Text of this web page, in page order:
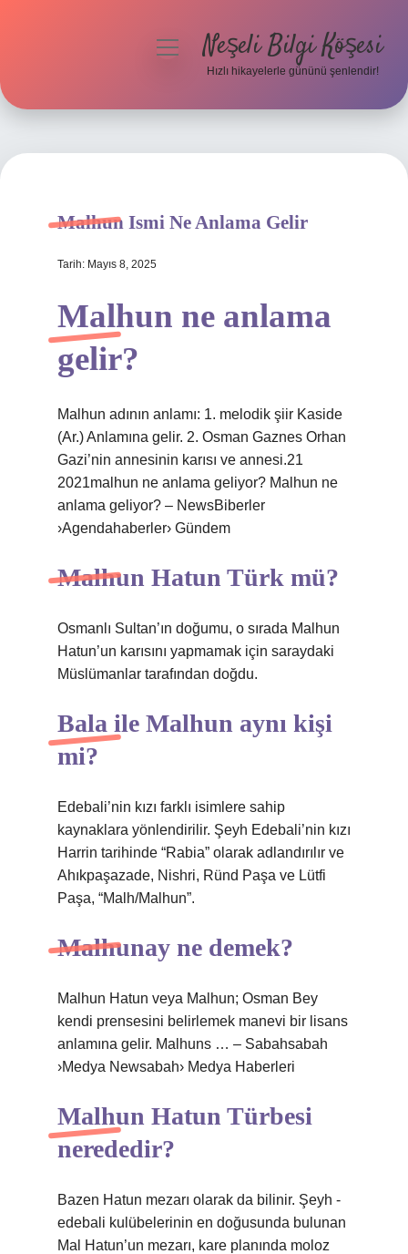
Hakkımızda
menüyüNeşeli Bilgi Köşesi
Hızlı hikayelerle gününü şenlendir!
Malhun Ismi Ne Anlama Gelir
Tarih: Mayıs 8, 2025
Malhun ne anlama
gelir?
Malhun adının anlamı: 1. melodik şiir Kaside
(Ar.) Anlamına gelir. 2. Osman Gaznes Orhan
Gazi’nin annesinin karısı ve annesi.21
2021malhun ne anlama geliyor? Malhun ne
anlama geliyor? – NewsBiberler
›Agendahaberler› Gündem
Malhun Hatun Türk mü?
Osmanlı Sultan’ın doğumu, o sırada Malhun
Hatun’un karısını yapmamak için saraydaki
Müslümanlar tarafından doğdu.
Bala ile Malhun aynı kişi
mi?
Edebali’nin kızı farklı isimlere sahip
kaynaklara yönlendirilir. Şeyh Edebali’nin kızı
Harrin tarihinde “Rabia” olarak adlandırılır ve
Ahıkpaşazade, Nishri, Ründ Paşa ve Lütfi
Paşa, “Malh/Malhun”.
Malhunay ne demek?
Malhun Hatun veya Malhun; Osman Bey
kendi prensesini belirlemek manevi bir lisans
anlamına gelir. Malhuns … – Sabahsabah
›Medya Newsabah› Medya Haberleri
Malhun Hatun Türbesi
nerededir?
Bazen Hatun mezarı olarak da bilinir. Şeyh -
edebali kulübelerinin en doğusunda bulunan
Mal Hatun’un mezarı, kare planında moloz